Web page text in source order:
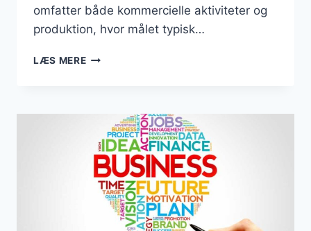
omfatter både kommercielle aktiviteter og
produktion, hvor målet typisk…
LÆS MEREHVAD